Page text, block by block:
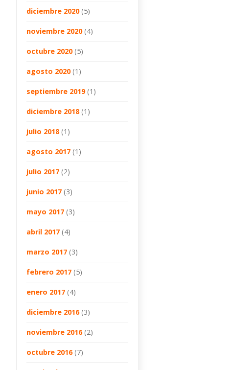
diciembre 2020(5)
noviembre 2020(4)
octubre 2020(5)
agosto 2020(1)
septiembre 2019(1)
diciembre 2018(1)
julio 2018(1)
agosto 2017 (1)
julio 2017 (2)
junio 2017 (3)
mayo 2017 (3)
abril 2017 (4)
marzo 2017 (3)
febrero 2017 (5)
enero 2017 (4)
diciembre 2016(3)
noviembre 2016(2)
octubre 2016(7)